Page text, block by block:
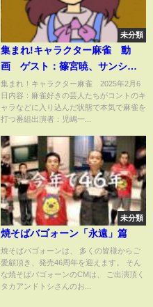
未分類
集まれ!キャラクター麻雀 動
画 ゲスト：篠宮暁、サンシャ
インのぶきよ、最強の庄田 2月
6日
集まれ！キャラクター麻雀 2025年2月6
日内容：麻雀好きの芸人たちがコントのキ
ャラなどに入り込んだ状態で本気で麻雀を
打つ番組出演者：児嶋一...
未分類
焼そばバゴォーン「永遠」篇
焼そばバゴォーンは、 多くの皆様からご
愛顧頂き、発売46周年を迎えます。 そん
な焼そばバゴォーンのCMは、 ご出演頂く
タカアンドトシさんのお...